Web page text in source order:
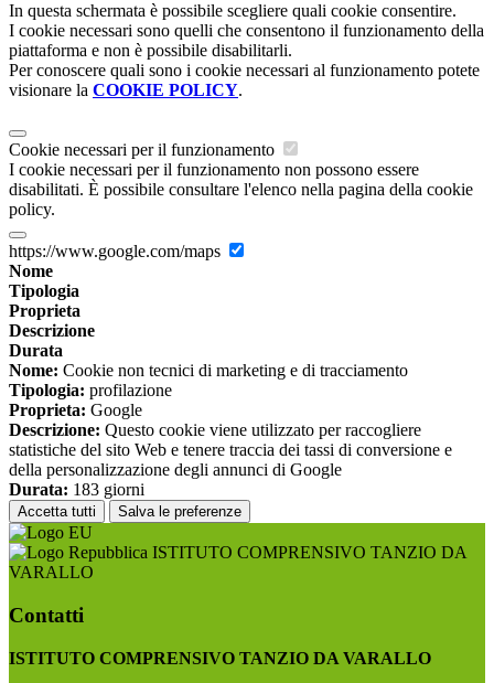
In questa schermata è possibile scegliere quali cookie consentire.
I cookie necessari sono quelli che consentono il funzionamento della
piattaforma e non è possibile disabilitarli.
Per conoscere quali sono i cookie necessari al funzionamento potete
visionare la COOKIE POLICY.
Cookie necessari per il funzionamento
I cookie necessari per il funzionamento non possono essere
disabilitati. È possibile consultare l'elenco nella pagina della cookie
policy.
https://www.google.com/maps
Nome
Tipologia
Proprieta
Descrizione
Durata
Nome: Cookie non tecnici di marketing e di tracciamento
Tipologia: profilazione
Proprieta: Google
Descrizione: Questo cookie viene utilizzato per raccogliere
statistiche del sito Web e tenere traccia dei tassi di conversione e
della personalizzazione degli annunci di Google
Durata: 183 giorni
Accetta tutti Salva le preferenze
ISTITUTO COMPRENSIVO TANZIO DA
VARALLO
Contatti
ISTITUTO COMPRENSIVO TANZIO DA VARALLO